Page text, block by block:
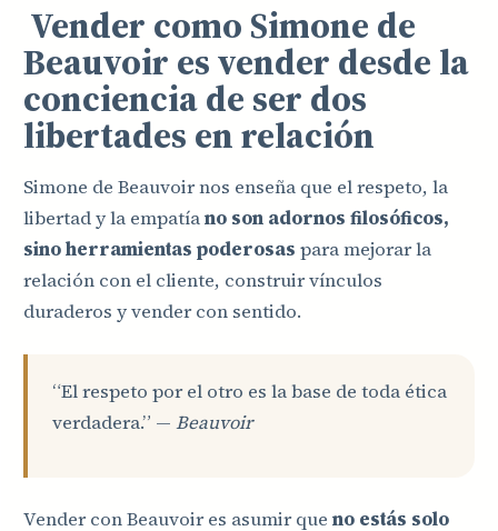
Vender como Simone de
Beauvoir es vender desde la
conciencia de ser dos
libertades en relación
Simone de Beauvoir nos enseña que el respeto, la
libertad y la empatíano son adornos filosóficos,
sino herramientas poderosas para mejorar la
relación con el cliente, construir vínculos
duraderos y vender con sentido.
“El respeto por el otro es la base de toda ética
verdadera.” —Beauvoir
Vender con Beauvoir es asumir que no estás solo